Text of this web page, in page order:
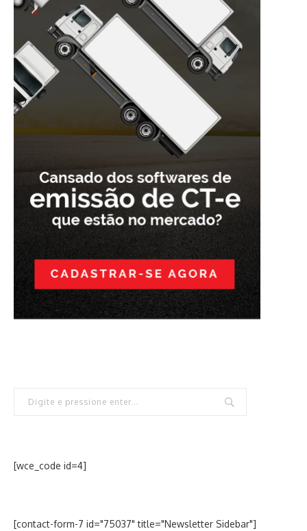
[wce_code id=4]
[contact-form-7 id="75037" title="Newsletter Sidebar"]